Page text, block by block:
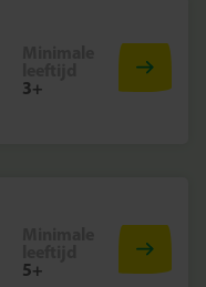
3+
5+